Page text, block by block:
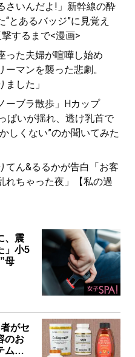
さいんだよ!」新幹線の酔
とあるバッジ”に見覚え
するまで<漫画>
った夫婦が喧嘩し始め
マンを襲った悲劇。
ました」
ーブラ散歩」Hカップ
ぱいが揺れ、透け乳首で
しくない”のか聞いてみた
てん&るるかが告白「お客
れちゃった夜」【私の過
、震
」小5
母
がセ
のお
ム…